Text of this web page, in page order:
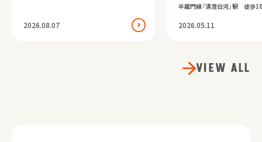
2026.08.07
半蔵門線『清澄白河』駅 徒歩
積：58.02㎡ 【GOODポイント
2026.05.11
VIEW ALL